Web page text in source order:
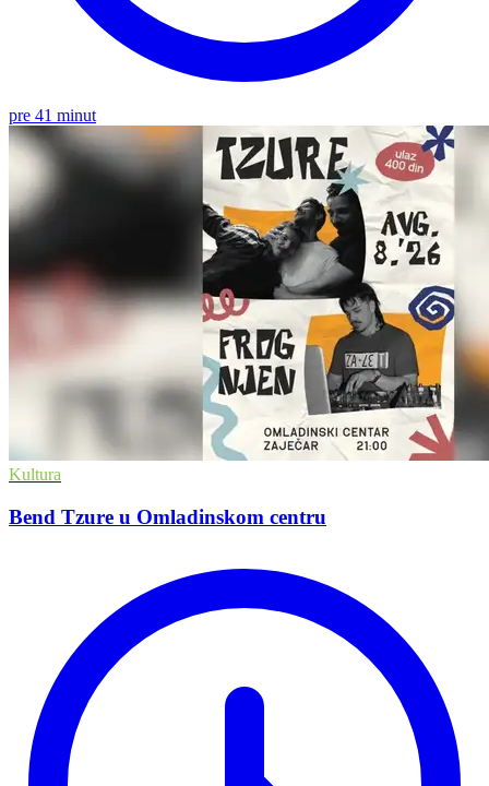
pre 41 minut
Kultura
Bend Tzure u Omladinskom centru